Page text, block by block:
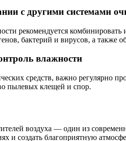
с другими системами
рекомендуется
бактерий и вирусов, а также
влажности
средств, важно регулярно
пылевых клещей и спор.
воздуха — один из
и создать благоприятную